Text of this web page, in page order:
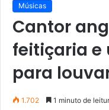
Músicas
Cantor
feitiçaria e
para
1.702 1 minuto de